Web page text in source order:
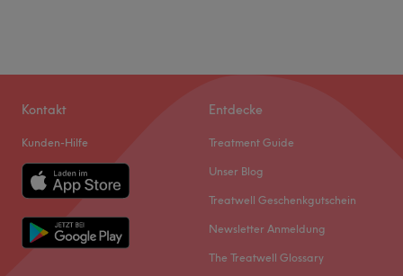
Kontakt
Kunden-Hilfe
Entdecke
Treatment Guide
Unser Blog
Treatwell Geschenkgutschein
Newsletter Anmeldung
The Treatwell Glossary